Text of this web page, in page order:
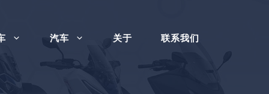
汽车 关于 联系我们